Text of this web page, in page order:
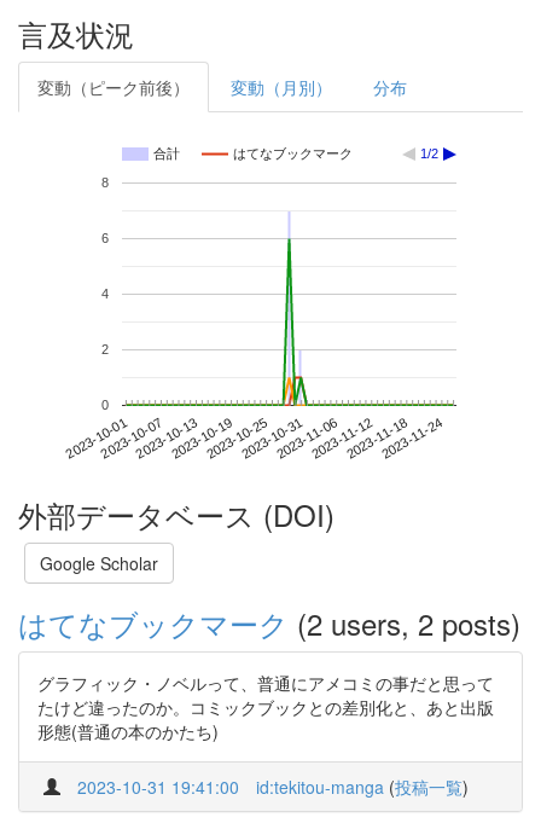
言及状況
変動（ピーク前後） 変動（月別） 分布
合計 はてなブックマーク 1/2
2023-10-012023-10-072023-10-132023-10-192023-10-252023-10-312023-11-062023-11-122023-11-182023-11-24
0
2
4
6
8
外部データベース (DOI)
Google Scholar
はてなブックマーク (2 users, 2 posts)
グラフィック・ノベルって、普通にアメコミの事だと思って
たけど違ったのか。コミックブックとの差別化と、あと出版
形態(普通の本のかたち)
2023-10-31 19:41:00 id:tekitou-manga (投稿一覧)